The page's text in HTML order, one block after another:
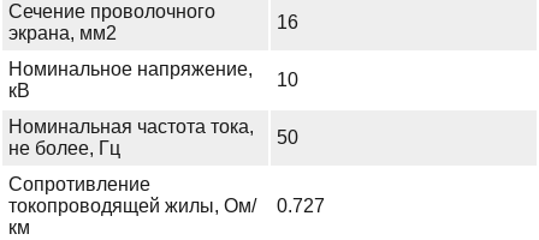
Сечение проволочного
экрана, мм2
16
Номинальное напряжение,
кВ
10
Номинальная частота тока,
не более, Гц
50
Сопротивление
токопроводящей жилы, Ом/
км
0.727